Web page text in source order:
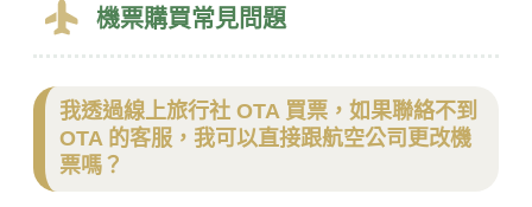
機票購買常見問題
我透過線上旅行社 OTA 買票，如果聯絡不到
OTA 的客服，我可以直接跟航空公司更改機
票嗎？